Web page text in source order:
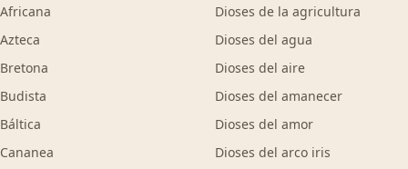
Africana
Azteca
Bretona
Budista
Báltica
Cananea
Dioses de la agricultura
Dioses del agua
Dioses del aire
Dioses del amanecer
Dioses del amor
Dioses del arco iris